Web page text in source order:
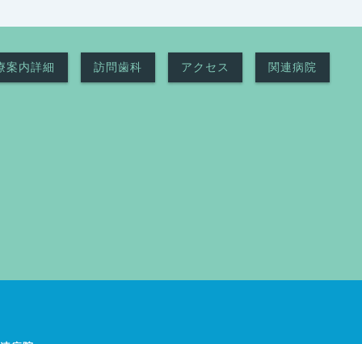
案内詳細 訪問歯科 アクセス 関連病院